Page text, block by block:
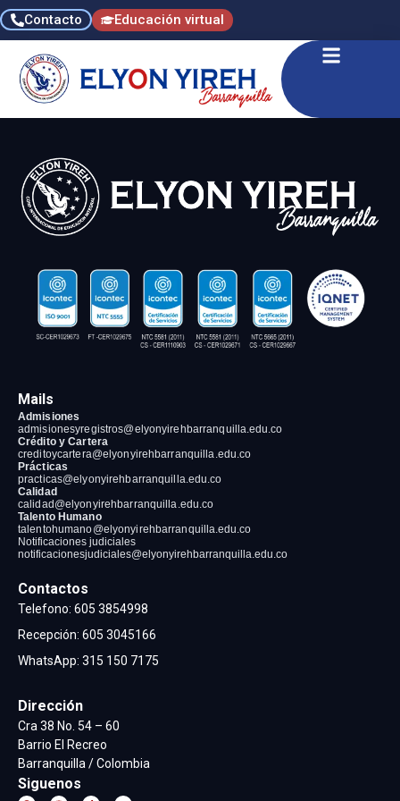
Contacto Educación virtual
Mails
Admisiones
admisionesyregistros@elyonyirehbarranquilla.edu.co
Crédito y Cartera
creditoycartera@elyonyirehbarranquilla.edu.co
Prácticas
practicas@elyonyirehbarranquilla.edu.co
Calidad
calidad@elyonyirehbarranquilla.edu.co
Talento Humano
talentohumano@elyonyirehbarranquilla.edu.co
Notificaciones judiciales
notificacionesjudiciales@elyonyirehbarranquilla.edu.co
Contactos
Telefono: 605 3854998
Recepción: 605 3045166
WhatsApp: 315 150 7175
Dirección
Cra 38 No. 54 – 60
Barrio El Recreo
Barranquilla / Colombia
Siguenos